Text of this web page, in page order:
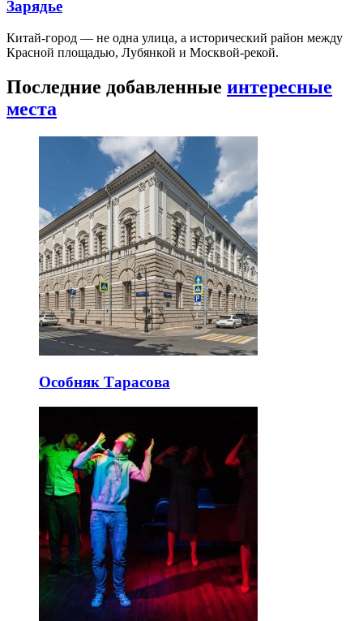
Зарядье
Китай-город — не одна улица, а исторический район между
Красной площадью, Лубянкой и Москвой-рекой.
Последние добавленные интересные
места
Особняк Тарасова